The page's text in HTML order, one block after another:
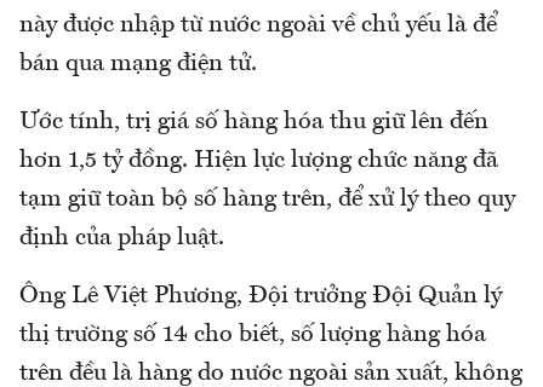
này được nhập từ nước ngoài về chủ yếu là để
bán qua mạng điện tử.
Ước tính, trị giá số hàng hóa thu giữ lên đến
hơn 1,5 tỷ đồng. Hiện lực lượng chức năng đã
tạm giữ toàn bộ số hàng trên, để xử lý theo quy
định của pháp luật.
Ông Lê Việt Phương, Đội trưởng Đội Quản lý
thị trường số 14 cho biết, số lượng hàng hóa
trên đều là hàng do nước ngoài sản xuất, không